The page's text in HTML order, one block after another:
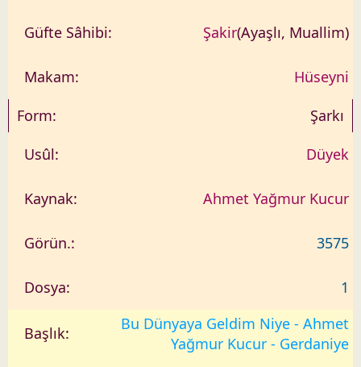
Şakir(Ayaşlı, Muallim)
Hüseyni
Şarkı
Düyek
Ahmet Yağmur Kucur
3575
1
Bu Dünyaya Geldim Niye - Ahmet
Yağmur Kucur - Gerdaniye